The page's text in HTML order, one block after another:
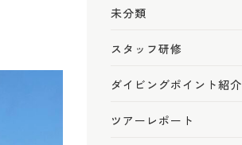
未分類
スタッフ研修
ダイビングポイント紹介
ツアーレポート